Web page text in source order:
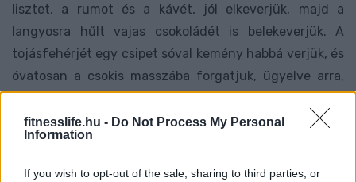
fitnesslife.hu - Do Not Process My Personal
Information
If you wish to opt-out of the sale, sharing to third parties, or
lisztet, a rumot és a kávét, jól elkeverjük, majd a
langyosra hűlt vajas csokoládét is belekeverjük. A
tojásfehérjét egy csipet sóval kemény habbá verjük, és
óvatosan a csokis masszába forgatjuk, ügyelve arra,
hogy ne nagyon törjük össze a habot.
A körtéket meghámozzuk, majd mindegyiket 1-1
kivajazott szuflé formába ültetjük, és köré kanalazzuk